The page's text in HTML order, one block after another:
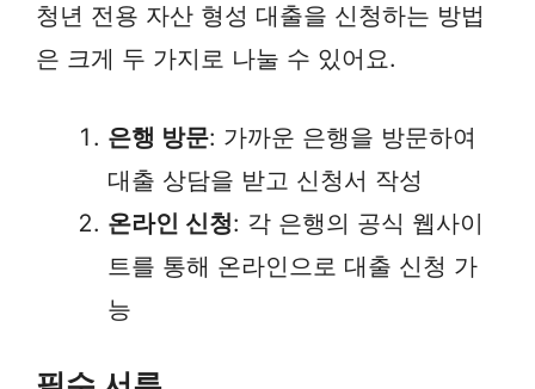
청년 전용 자산 형성 대출을 신청하는 방법
은 크게 두 가지로 나눌 수 있어요.
은행 방문: 가까운 은행을 방문하여
대출 상담을 받고 신청서 작성
온라인 신청: 각 은행의 공식 웹사이
트를 통해 온라인으로 대출 신청 가
능